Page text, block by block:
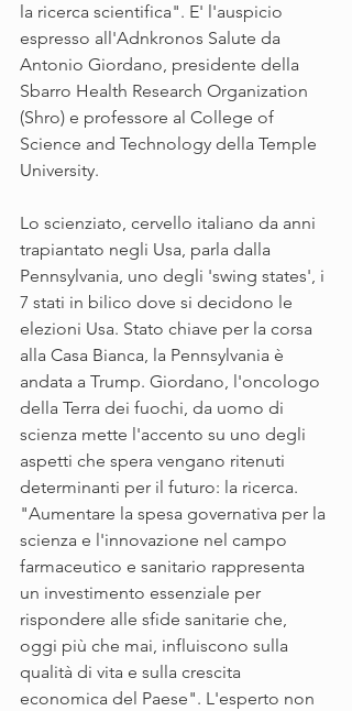
la ricerca scientifica". E' l'auspicio
espresso all'Adnkronos Salute da
Antonio Giordano, presidente della
Sbarro Health Research Organization
(Shro) e professore al College of
Science and Technology della Temple
University.
Lo scienziato, cervello italiano da anni
trapiantato negli Usa, parla dalla
Pennsylvania, uno degli 'swing states', i
7 stati in bilico dove si decidono le
elezioni Usa. Stato chiave per la corsa
alla Casa Bianca, la Pennsylvania è
andata a Trump. Giordano, l'oncologo
della Terra dei fuochi, da uomo di
scienza mette l'accento su uno degli
aspetti che spera vengano ritenuti
determinanti per il futuro: la ricerca.
"Aumentare la spesa governativa per la
scienza e l'innovazione nel campo
farmaceutico e sanitario rappresenta
un investimento essenziale per
rispondere alle sfide sanitarie che,
oggi più che mai, influiscono sulla
qualità di vita e sulla crescita
economica del Paese". L'esperto non